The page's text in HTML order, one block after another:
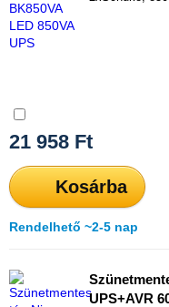
21 958 Ft
Kosárba
Rendelhető ~2-5 nap
UPS+AVR